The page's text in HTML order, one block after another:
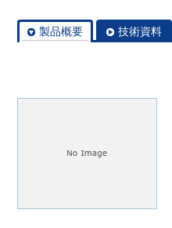
製品概要 技術資料